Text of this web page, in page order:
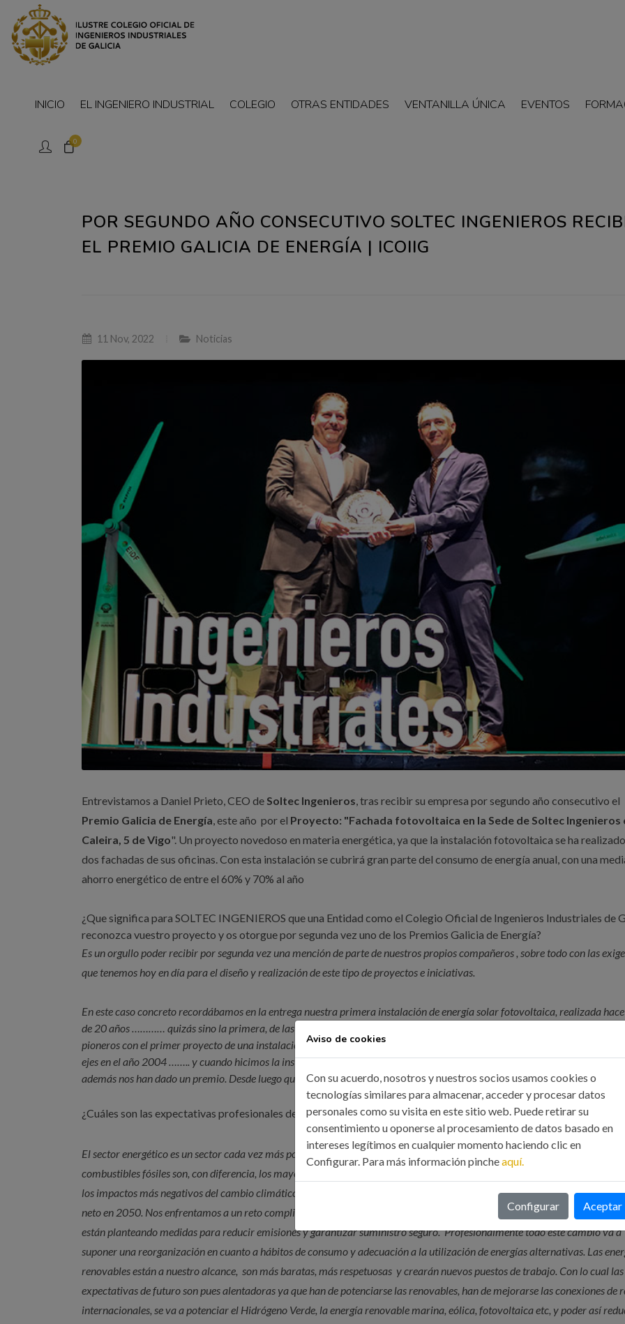
0
INICIO EL INGENIERO INDUSTRIAL COLEGIO OTRAS ENTIDADES VENTANILLA ÚNICA EVENTOS
POR SEGUNDO AÑO CONSECUTIVO SOLTEC INGENIEROS
EL PREMIO GALICIA DE ENERGÍA | ICOIIG
11 Nov, 2022 Noticias
Entrevistamos a Daniel Prieto, CEO de Soltec Ingenieros , tras recibir su empresa por segundo año consecutivo el
Premio Galicia de Energía , este año por el Proyecto: "Fachada fotovoltaica en la Sede de Soltec Ingenieros
Caleira, 5 de Vigo". Un proyecto novedoso en materia energética, ya que la instalación fotovoltaica se ha
dos fachadas de sus oficinas. Con esta instalación se cubrirá gran parte del consumo de energía anual, con una
ahorro energético de entre el 60% y 70% al año
¿Que significa para SOLTEC INGENIEROS que una Entidad como el Colegio Oficial de Ingenieros Industriales de
reconozca vuestro proyecto y os otorgue por segunda vez uno de los Premios Galicia de Energía?
Es un orgullo poder recibir por segunda vez una mención de parte de nuestros propios compañeros , sobre todo con las
que tenemos hoy en día para el diseño y realización de este tipo de proyectos e iniciativas.
En este caso concreto recordábamos en la entrega nuestra primera instalación de energía solar fotovoltaica, realizada
de 20 años ………… quizás sino la primera, de las primeras realizadas en Galicia. Fuimos pioneros en aquel momento. Fuimos
pioneros con el primer proyecto de una instalación en cubierta de una fabrica en el año 2003 , el I+d de un seguidor solar en
ejes en el año 2004 …….. y cuando hicimos la instalación en nuestras oficinas , lo hicimos con la misma ilusión que hace 20
además nos han dado un premio. Desde luego que el significado para nosotros va mas allá del reconocimiento profesional.
¿Cuáles son las expectativas profesionales de futuro en temas energéticos?
El sector energético es un sector cada vez más popularizado y en el que más pendiente están los gobiernos y
combustibles fósiles son, con diferencia, los mayores causantes del cambio climático global. Así lo indica la ciencia, y para
los impactos más negativos del cambio climático es necesario reducir las emisiones a casi la mitad en 2030 y alcanzar el
neto en 2050. Nos enfrentamos a un reto complicado debido también al aumento de los precios de la energía, y desde
están planteando medidas para reducir emisiones y garantizar suministro seguro. Profesionalmente todo este cambio va a
suponer una reorganización en cuanto a hábitos de consumo y adecuación a la utilización de energías alternativas. Las
renovables están a nuestro alcance, son más baratas, más respetuosas y crearán nuevos puestos de trabajo. Con lo cual las
expectativas de futuro son pues alentadoras ya que han de potenciarse las renovables, han de mejorarse las conexiones de
internacionales, se va a potenciar el Hidrógeno Verde, la energía renovable marina, eólica, fotovoltaica etc, y poder así
Aviso de cookies
Con su acuerdo, nosotros y nuestros socios usamos cookies o
tecnologías similares para almacenar, acceder y procesar datos
personales como su visita en este sitio web. Puede retirar su
consentimiento u oponerse al procesamiento de datos basado en
intereses legítimos en cualquier momento haciendo clic en
Configurar. Para más información pincheaquí.
Configurar Aceptar